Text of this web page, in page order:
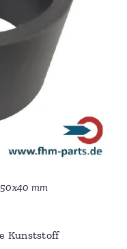
mm
Kunststoff